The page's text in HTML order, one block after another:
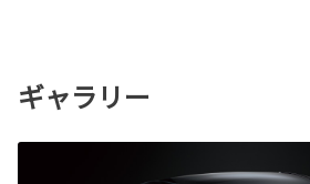
ギャラリー